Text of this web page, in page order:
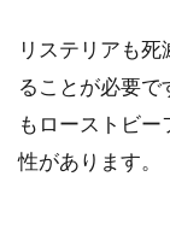
リステリアも
ることが必要
もローストビ
性があります。